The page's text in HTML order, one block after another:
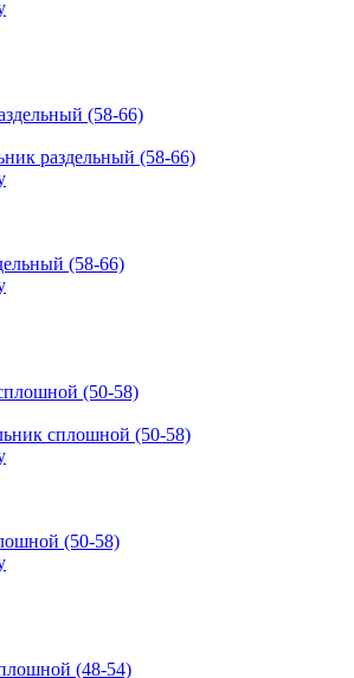
раздельный (58-66)
(58-66)
сплошной (50-58)
(50-58)